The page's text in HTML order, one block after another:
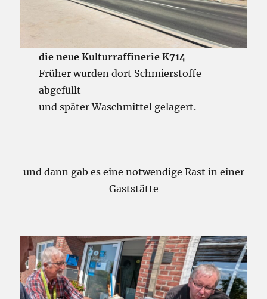
die neue Kulturraffinerie K714
Früher wurden dort Schmierstoffe
abgefüllt
und später Waschmittel gelagert.
und dann gab es eine notwendige Rast in einer
Gaststätte